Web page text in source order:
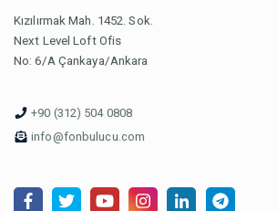
Kızılırmak Mah. 1452. Sok.
Next Level Loft Ofis
No: 6/A Çankaya/Ankara
+90 (312) 504 0808
info@fonbulucu.com